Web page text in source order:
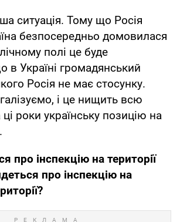
ситуація. Тому що Росія
безпосередньо домовилася
полі це буде
в Україні громадянський
Росія не має стосунку.
і це нищить всю
роки українську позицію на
про інспекцію на території
про інспекцію на